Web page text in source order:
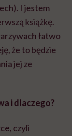
I jestem
książkę.
łatwo
że to będzie
jej ze
i dlaczego?
czyli